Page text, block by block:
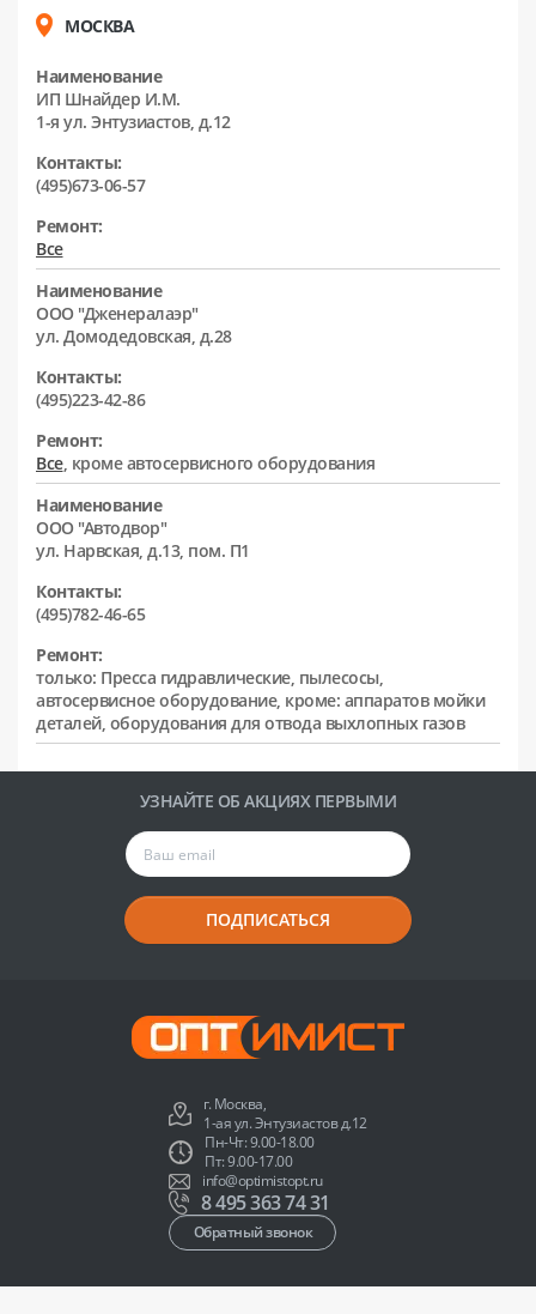
МОСКВА
Наименование
ИП Шнайдер И.М.
1-я ул. Энтузиастов, д.12
Контакты:
(495)673-06-57
Ремонт:
Все
Наименование
ООО "Дженералаэр"
ул. Домодедовская, д.28
Контакты:
(495)223-42-86
Ремонт:
Все, кроме автосервисного оборудования
Наименование
ООО "Автодвор"
ул. Нарвская, д.13, пом. П1
Контакты:
(495)782-46-65
Ремонт:
только: Пресса гидравлические, пылесосы,
автосервисное оборудование, кроме: аппаратов мойки
деталей, оборудования для отвода выхлопных газов
УЗНАЙТЕ ОБ АКЦИЯХ ПЕРВЫМИ
ПОДПИСАТЬСЯ
г. Москва,
1-ая ул. Энтузиастов д.12
Пн-Чт: 9.00-18.00
Пт: 9.00-17.00
info@optimistopt.ru
8 495 363 74 31
Обратный звонок